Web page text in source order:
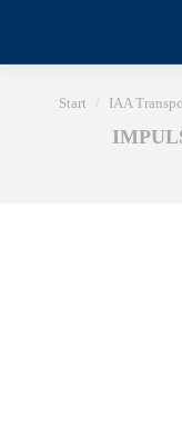
Sie befinden sich
Start IAA